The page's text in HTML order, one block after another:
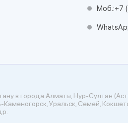
Моб.:+7
в города Алматы, Нур-Султан
Каменогорск, Уральск, Семей,